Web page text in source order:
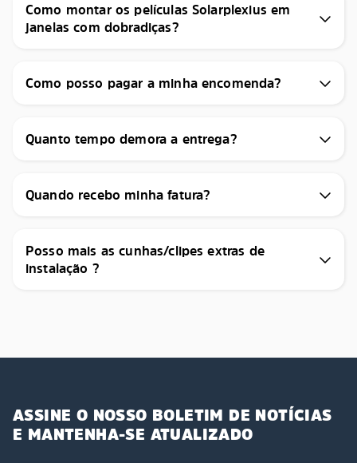
Como montar os películas Solarplexius em
janelas com dobradiças?
Como posso pagar a minha encomenda?
Quanto tempo demora a entrega?
Quando recebo minha fatura?
Posso mais as cunhas/clipes extras de
instalação ?
ASSINE O NOSSO BOLETIM DE NOTÍCIAS
E MANTENHA-SE ATUALIZADO